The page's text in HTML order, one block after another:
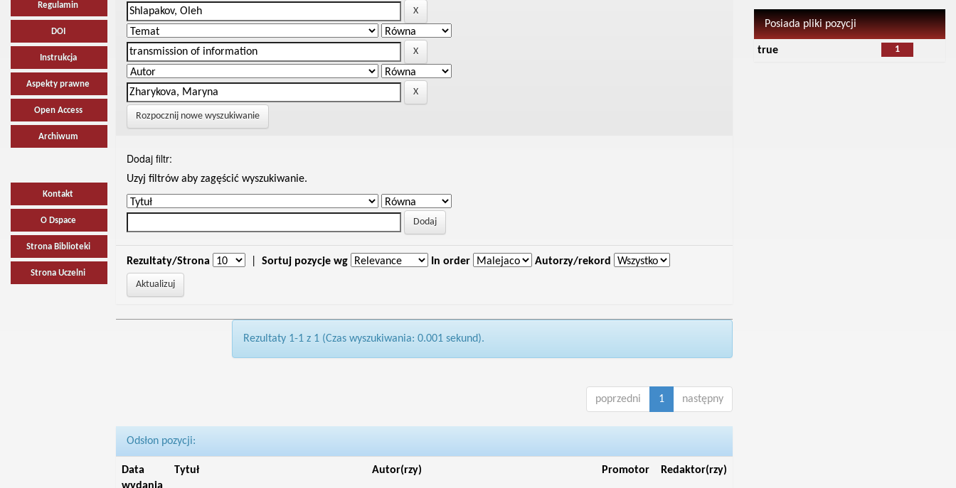
Regulamin
DOI
Instrukcja
Aspekty prawne
Open Access
Archiwum
Kontakt
O Dspace
Strona Biblioteki
Strona Uczelni
Rozpocznij nowe wyszukiwanie
Dodaj filtr:
Uzyj filtrów aby zagęścić wyszukiwanie.
Rezultaty/Strona Sortuj pozycje wg In order Autorzy/rekord
Rezultaty 1-1 z 1 (Czas wyszukiwania: 0.001 sekund).
poprzedni 1 następny
Odsłon pozycji:
Data
Tytuł Autor(rzy) Promotor Redaktor(rzy)
Posiada pliki pozycji
1
true